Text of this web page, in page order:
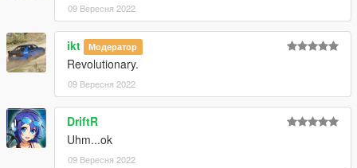
09 Вересня 2022
ikt Модератор
Revolutionary.
09 Вересня 2022
DriftR
Uhm...ok
09 Вересня 2022